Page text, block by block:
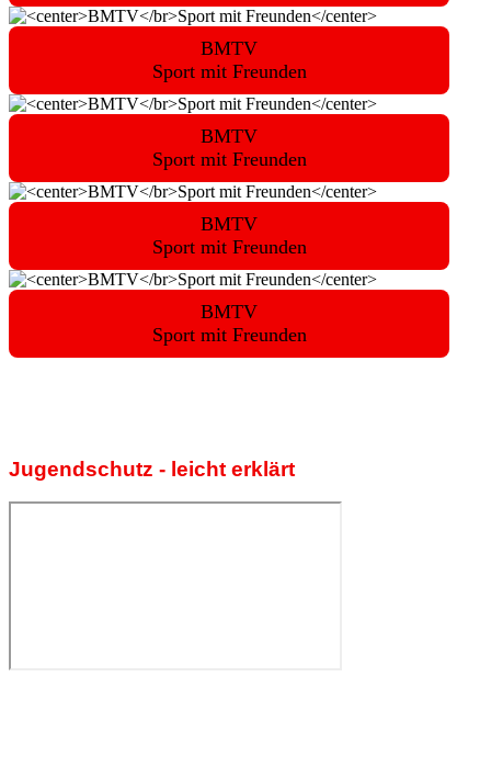
BMTV
Sport mit Freunden
BMTV
Sport mit Freunden
BMTV
Sport mit Freunden
BMTV
Sport mit Freunden
Jugendschutz - leicht erklärt